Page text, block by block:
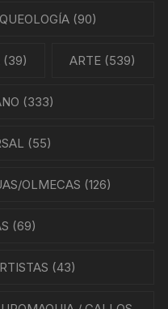
(90)
(39) ARTE (539)
(333)
(55)
OLMECAS (126)
(69)
(43)